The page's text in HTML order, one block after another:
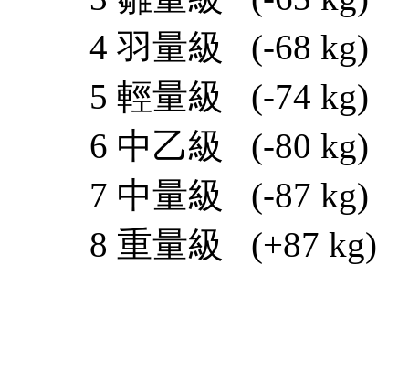
4 羽量級 (-68
5 輕量級 (-74
6 中乙級 (-80
7 中量級 (-87
8 重量級 (+87